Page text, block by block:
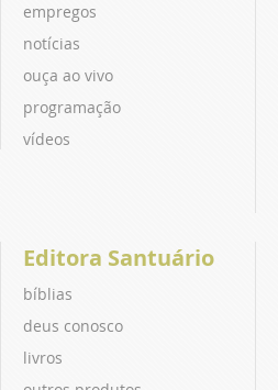
empregos
notícias
ouça ao vivo
programação
vídeos
Editora Santuário
bíblias
deus conosco
livros